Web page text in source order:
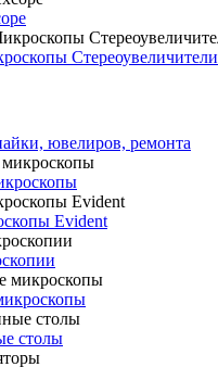
Стереоувеличители
ювелиров, ремонта
Evident
столы